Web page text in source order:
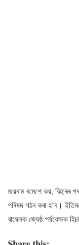
জয়ৰাম ৰমেশে কয়, বিহাৰৰ
পৰিষদ গঠন কৰা হ’ব।
বাঘেলক জ্যেষ্ঠ পৰ্যবেক্ষক